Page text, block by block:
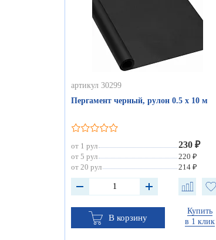
артикул 30299
Пергамент черный, рулон 0.5 х 10 м
от 1 рул 230 ₽
от 5 рул
220 ₽
от 20 рул
214 ₽
В корзину
Купить
в 1 клик